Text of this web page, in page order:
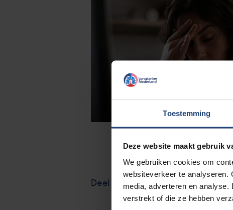
Toestemming
Deze website maakt gebruik
We gebruiken cookies om
websiteverkeer te analyseren.
media, adverteren en
verstrekt of die ze hebben
Deel via